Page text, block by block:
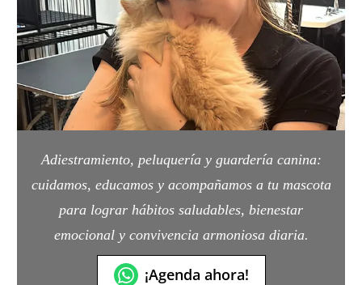
Adiestramiento, peluquería y guardería canina:
cuidamos, educamos y acompañamos a tu mascota
para lograr hábitos saludables, bienestar
emocional y convivencia armoniosa diaria.
¡Agenda ahora!